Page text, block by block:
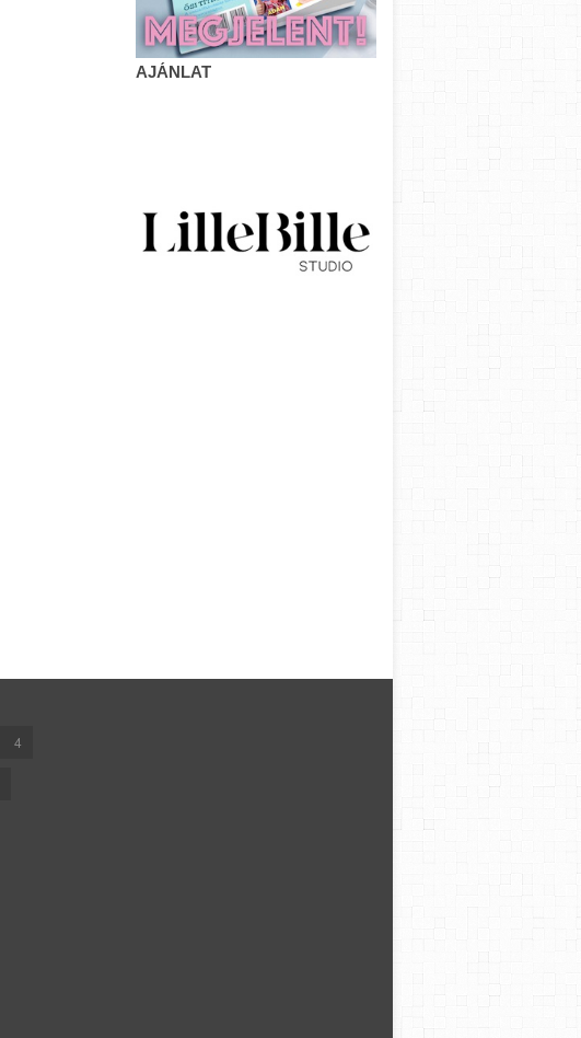
AJÁNLAT
4